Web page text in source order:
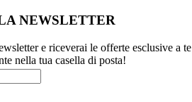
NEWSLETTER
e riceverai le offerte esclusive a te
nella tua casella di posta!